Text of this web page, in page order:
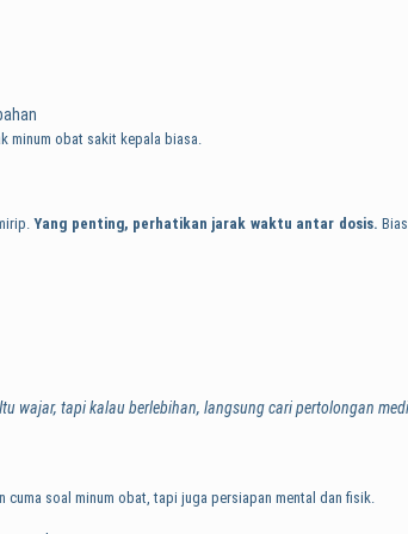
minum obat sakit kepala biasa.
Yang penting, perhatikan jarak waktu antar dosis.
wajar, tapi kalau berlebihan, langsung cari pertolongan
cuma soal minum obat, tapi juga persiapan mental dan fisik.